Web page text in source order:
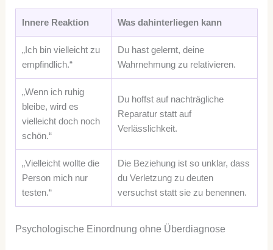
Innere Reaktion Was dahinterliegen kann
„Ich bin vielleicht zu
empfindlich.“
Du hast gelernt, deine
Wahrnehmung zu relativieren.
„Wenn ich ruhig
bleibe, wird es
vielleicht doch noch
schön.“
Du hoffst auf nachträgliche
Reparatur statt auf
Verlässlichkeit.
„Vielleicht wollte die
Person mich nur
testen.“
Die Beziehung ist so unklar, dass
du Verletzung zu deuten
versuchst statt sie zu benennen.
Psychologische Einordnung ohne Überdiagnose